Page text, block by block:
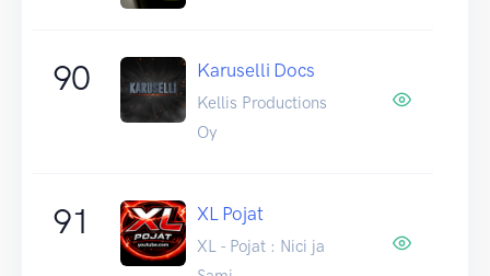
90 Karuselli Docs
Kellis Productions
Oy
91 XL Pojat
XL - Pojat : Nici ja